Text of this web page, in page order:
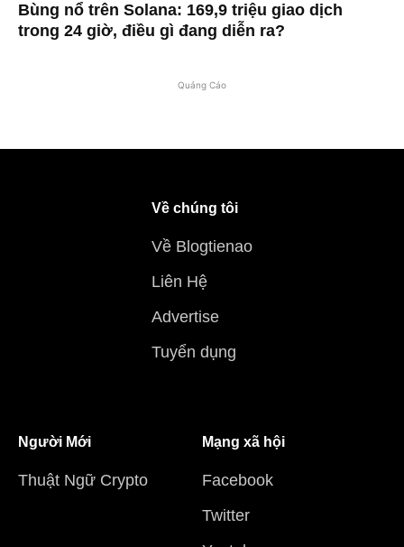
Bùng nổ trên Solana: 169,9 triệu giao dịch
trong 24 giờ, điều gì đang diễn ra?
Quảng Cáo
Về chúng tôi
Về Blogtienao
Liên Hệ
Advertise
Tuyển dụng
Người Mới
Thuật Ngữ Crypto
Mạng xã hội
Facebook
Twitter